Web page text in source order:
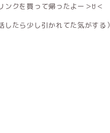
クを買って帰ったよー＞ꇴ＜
たら少し引かれてた気がする）